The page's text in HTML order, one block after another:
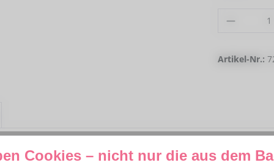
Artikel-Nr.:
Patronen kompatibel mit Canon"
Cookies – nicht nur die aus dem